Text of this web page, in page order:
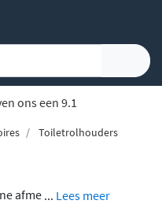
ons een 9.1
Toiletrolhouders
afme ... Lees meer